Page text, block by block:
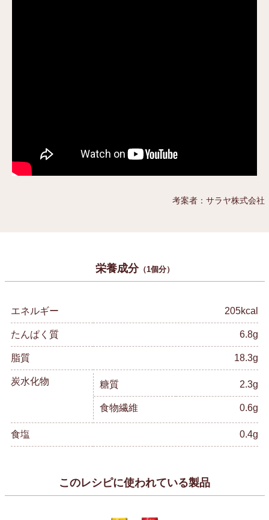
考案者：サラヤ株式会社
栄養成分（1個分）
エネルギー 205kcal
たんぱく質 6.8g
脂質 18.3g
炭水化物 糖質 2.3g
食物繊維 0.6g
食塩 0.4g
このレシピに使われている製品